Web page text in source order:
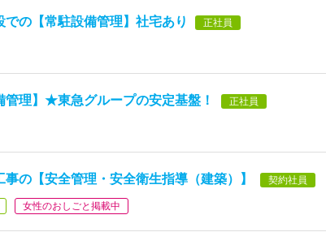
での【常駐設備管理】社宅あり 正社員
管理】★東急グループの安定基盤！ 正社員
の【安全管理・安全衛生指導（建築）】 契約社員
女性のおしごと掲載中